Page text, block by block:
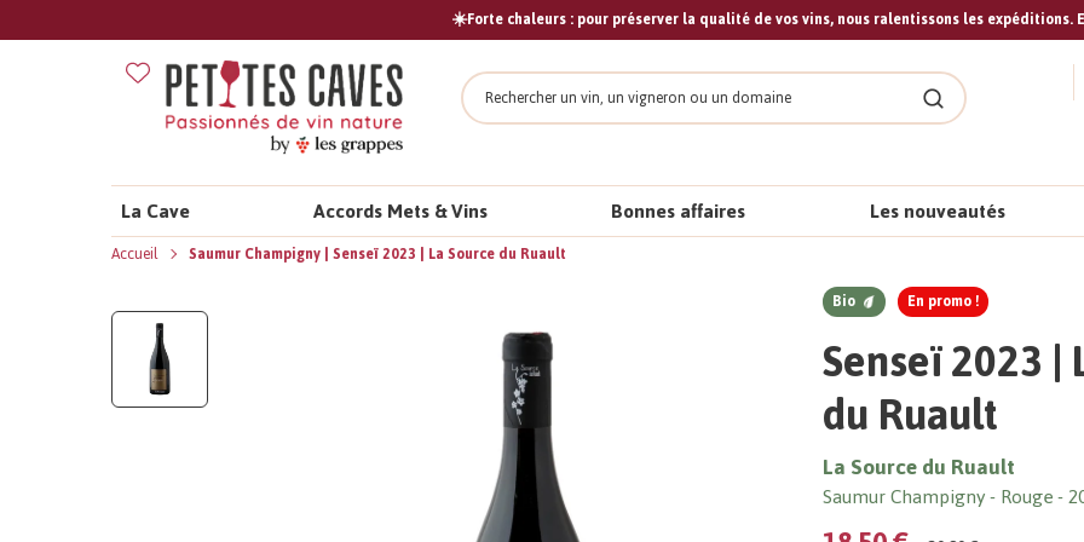
☀️Forte chaleurs : pour préserver la qualité de vos vins, nous ralentissons les expéditions.
Rechercher
Rechercher
La Cave Accords Mets & Vins Bonnes affaires Les nouveautés
Accueil
Saumur Champigny | Senseï 2023 | La Source du Ruault
Bio
En promo !
Senseï 2023 |
du Ruault
La Source du Ruault
Saumur Champigny Rouge